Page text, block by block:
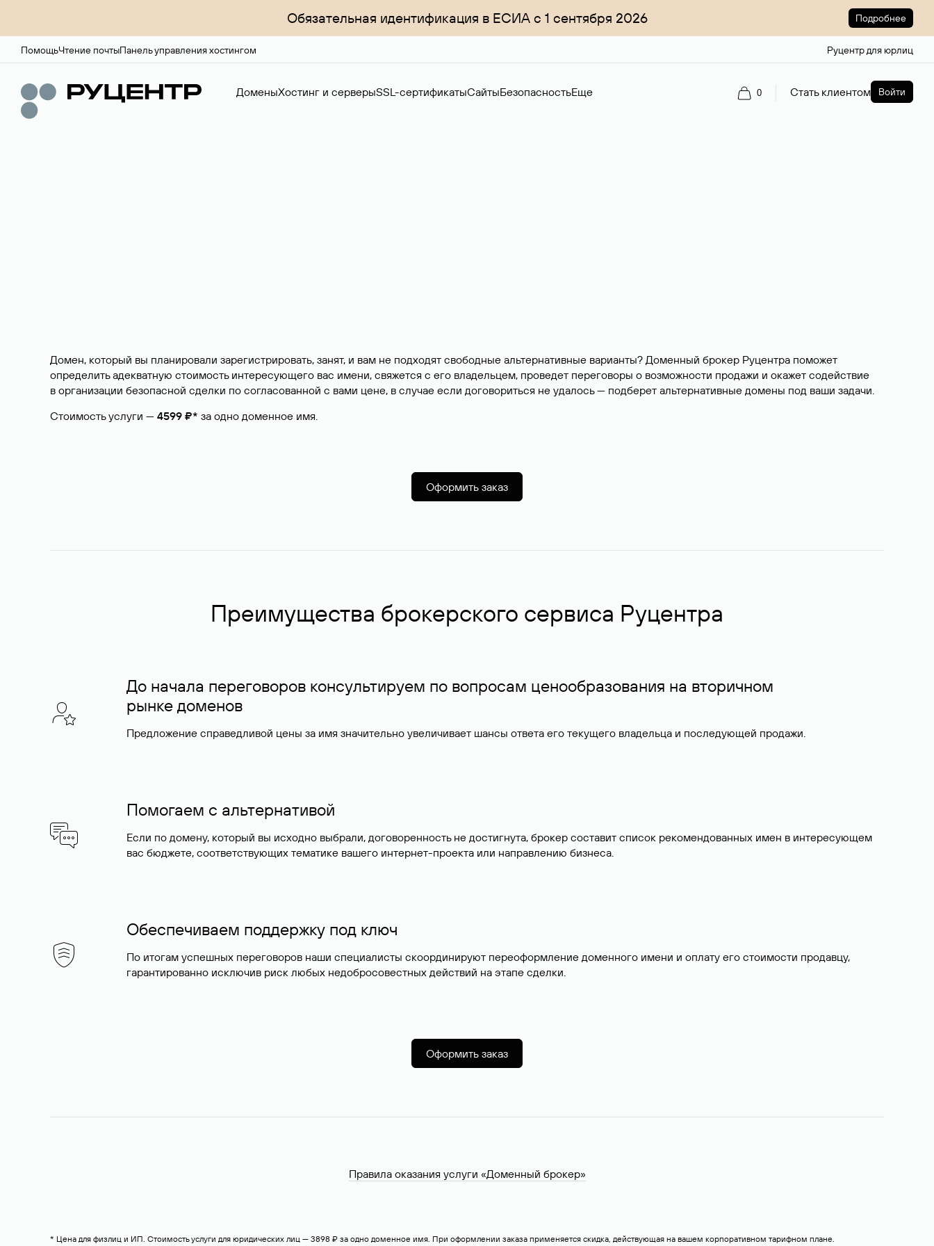
Обязательная идентификация в ЕСИА с 1 сентября 2026 Подробнее
ПомощьЧтение почтыПанель управления хостингом Руцентр для юрлиц
ДоменыХостинг и серверыSSL-сертификатыСайтыБезопасностьЕще 0 Стать клиентом Войти
Домен, который вы планировали зарегистрировать, занят, и вам не подходят свободные альтернативные варианты? Доменный брокер Руцентра поможет
определить адекватную стоимость интересующего вас имени, свяжется с его владельцем, проведет переговоры о возможности продажи и окажет содействие
в организации безопасной сделки по согласованной с вами цене, в случае если договориться не удалось — подберет альтернативные домены под ваши задачи.
Стоимость услуги — 4599 ₽* за одно доменное имя.
Оформить заказ
Преимущества брокерского сервиса Руцентра
До начала переговоров консультируем по вопросам ценообразования на вторичном
рынке доменов
Предложение справедливой цены за имя значительно увеличивает шансы ответа его текущего владельца и последующей продажи.
Помогаем с альтернативой
Если по домену, который вы исходно выбрали, договоренность не достигнута, брокер составит список рекомендованных имен в интересующем
вас бюджете, соответствующих тематике вашего интернет-проекта или направлению бизнеса.
Обеспечиваем поддержку под ключ
По итогам успешных переговоров наши специалисты скоординируют переоформление доменного имени и оплату его стоимости продавцу,
гарантированно исключив риск любых недобросовестных действий на этапе сделки.
Оформить заказ
Правила оказания услуги «Доменный брокер»
* Цена для физлиц и ИП. Стоимость услуги для юридических лиц — 3898 ₽ за одно доменное имя. При оформлении заказа применяется скидка, действующая на вашем корпоративном тарифном плане.